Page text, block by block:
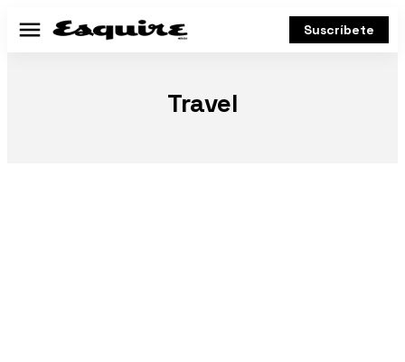
Menú Suscríbete
Travel